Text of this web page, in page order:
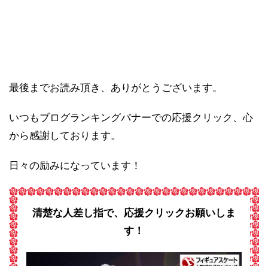
最後までお読み頂き、ありがとうございます。
いつもブログランキングバナーでの応援クリック、心
から感謝しております。
日々の励みになっています！
清楚な人差し指で、応援クリックお願いしま
す！